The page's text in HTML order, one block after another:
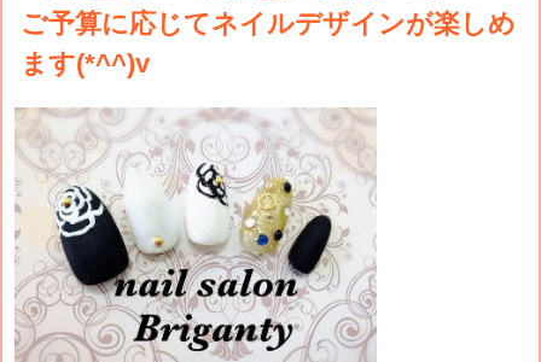
ご予算に応じてネイルデザインが楽しめ
ます(*^^)v